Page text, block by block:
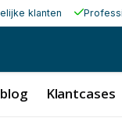
klanten
Klantcases